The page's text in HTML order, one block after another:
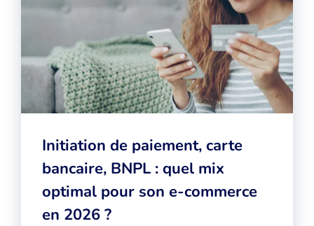
Initiation de paiement, carte
bancaire, BNPL : quel mix
optimal pour son e-commerce
en 2026 ?